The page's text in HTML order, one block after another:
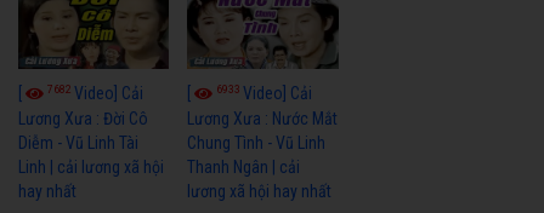
7682 Video] Cải
Lương Xưa : Đời Cô
Diễm - Vũ Linh Tài
Linh | cải lương xã hội
hay nhất
6933Video] Cải
Lương Xưa : Nước Mắt
Chung Tình - Vũ Linh
Thanh Ngân | cải
lương xã hội hay nhất